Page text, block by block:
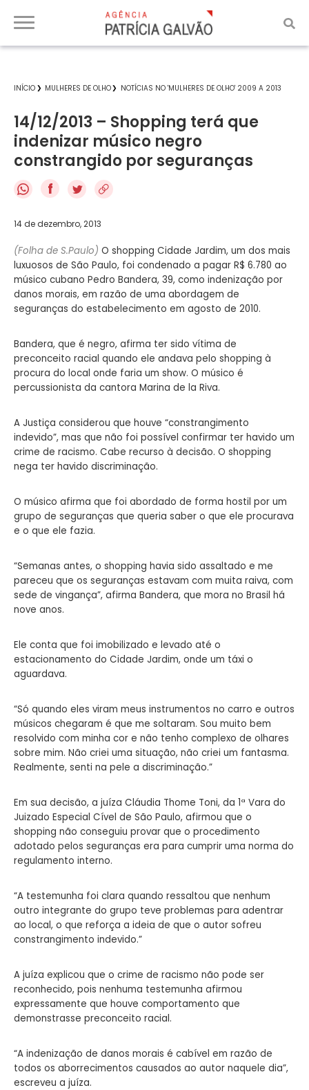
INÍCIO MULHERES DE OLHO NOTÍCIAS NO 'MULHERES DE OLHO' 2009 A 2013
14/12/2013 – Shopping terá que
indenizar músico negro
constrangido por seguranças
f
14 de dezembro, 2013
(Folha de S.Paulo) O shopping Cidade Jardim, um dos mais
luxuosos de São Paulo, foi condenado a pagar R$ 6.780 ao
músico cubano Pedro Bandera, 39, como indenização por
danos morais, em razão de uma abordagem de
seguranças do estabelecimento em agosto de 2010.
Bandera, que é negro, afirma ter sido vítima de
preconceito racial quando ele andava pelo shopping à
procura do local onde faria um show. O músico é
percussionista da cantora Marina de la Riva.
A Justiça considerou que houve “constrangimento
indevido”, mas que não foi possível confirmar ter havido um
crime de racismo. Cabe recurso à decisão. O shopping
nega ter havido discriminação.
O músico afirma que foi abordado de forma hostil por um
grupo de seguranças que queria saber o que ele procurava
e o que ele fazia.
“Semanas antes, o shopping havia sido assaltado e me
pareceu que os seguranças estavam com muita raiva, com
sede de vingança”, afirma Bandera, que mora no Brasil há
nove anos.
Ele conta que foi imobilizado e levado até o
estacionamento do Cidade Jardim, onde um táxi o
aguardava.
“Só quando eles viram meus instrumentos no carro e outros
músicos chegaram é que me soltaram. Sou muito bem
resolvido com minha cor e não tenho complexo de olhares
sobre mim. Não criei uma situação, não criei um fantasma.
Realmente, senti na pele a discriminação.”
Em sua decisão, a juíza Cláudia Thome Toni, da 1ª Vara do
Juizado Especial Cível de São Paulo, afirmou que o
shopping não conseguiu provar que o procedimento
adotado pelos seguranças era para cumprir uma norma do
regulamento interno.
“A testemunha foi clara quando ressaltou que nenhum
outro integrante do grupo teve problemas para adentrar
ao local, o que reforça a ideia de que o autor sofreu
constrangimento indevido.”
A juíza explicou que o crime de racismo não pode ser
reconhecido, pois nenhuma testemunha afirmou
expressamente que houve comportamento que
demonstrasse preconceito racial.
“A indenização de danos morais é cabível em razão de
todos os aborrecimentos causados ao autor naquele dia”,
escreveu a juíza.